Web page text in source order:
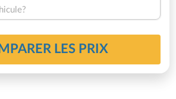
LES PRIX